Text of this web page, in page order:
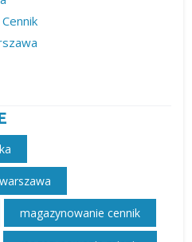
magazynowanie cennik